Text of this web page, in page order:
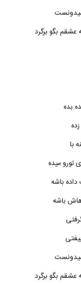
عشقم بگو برگرد
بده
با
تورو میده
باشه
باشه
عشقم بگو برگرد